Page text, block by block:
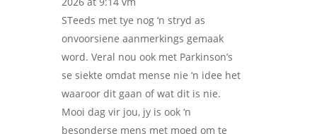
STeeds met tye nog ‘n stryd as
onvoorsiene aanmerkings gemaak
word. Veral nou ook met Parkinson’s
se siekte omdat mense nie ‘n idee het
waaroor dit gaan of wat dit is nie.
Mooi dag vir jou, jy is ook ‘n
besonderse mens met moed om te